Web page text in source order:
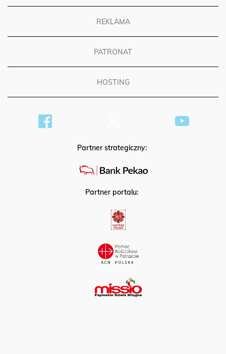
REKLAMA
PATRONAT
HOSTING
Partner strategiczny:
Partner portalu: